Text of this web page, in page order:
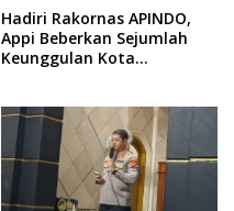
Hadiri Rakornas APINDO,
Appi Beberkan Sejumlah
Keunggulan Kota